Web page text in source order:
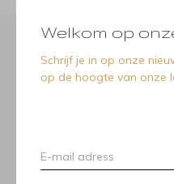
Welkom op
Schrijf je in op onze
op de hoogte van onze
Meld je